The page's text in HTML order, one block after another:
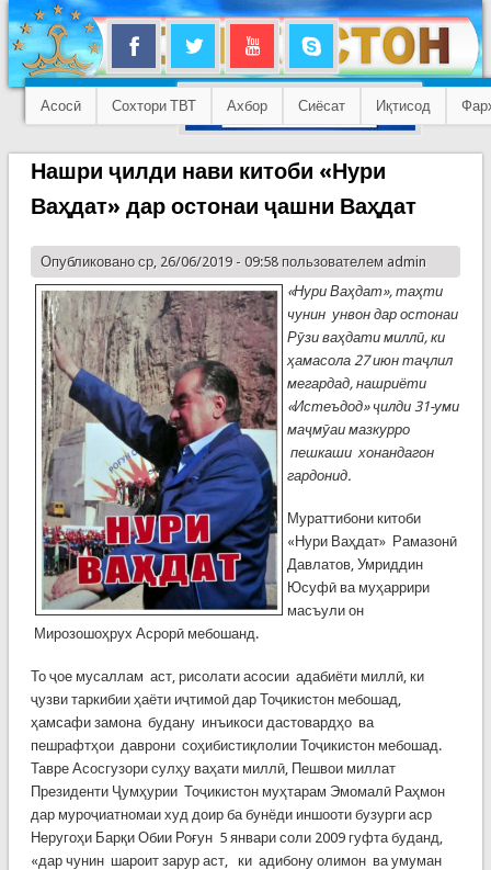
Асосӣ Сохтори ТВТ Ахбор Сиёсат Иқтисод
Нашри ҷилди нави китоби «Нури
Ваҳдат» дар остонаи ҷашни Ваҳдат
Опубликовано ср, 26/06/2019 - 09:58 пользователем admin
«Нури Ваҳдат», таҳти
чунин унвон дар остонаи
Рӯзи ваҳдати миллӣ, ки
ҳамасола 27 июн таҷлил
мегардад, нашриёти
«Истеъдод» ҷилди 31-уми
маҷмӯаи мазкурро
пешкаши хонандагон
гардонид.
Мураттибони китоби
«Нури Ваҳдат» Рамазонӣ
Давлатов, Умриддин
Юсуфӣ ва муҳаррири
масъули он
Мирозошоҳрух Асрорӣ мебошанд.
То ҷое мусаллам аст, рисолати асосии адабиёти миллӣ, ки
ҷузви таркибии ҳаёти иҷтимоӣ дар Тоҷикистон мебошад,
ҳамсафи замона будану инъикоси дастовардҳо ва
пешрафтҳои даврони соҳибистиқлолии Тоҷикистон мебошад.
Тавре Асосгузори сулҳу ваҳати миллӣ, Пешвои миллат
Президенти Ҷумҳурии Тоҷикистон муҳтарам Эмомалӣ Раҳмон
дар муроҷиатномаи худ доир ба бунёди иншооти бузурги аср
Неругоҳи Барқи Обии Роғун 5 январи соли 2009 гуфта буданд,
«дар чунин шароит зарур аст, ки адибону олимон ва умуман